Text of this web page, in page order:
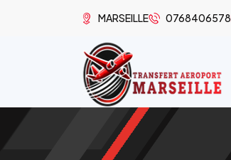
MARSEILLE 0768406578